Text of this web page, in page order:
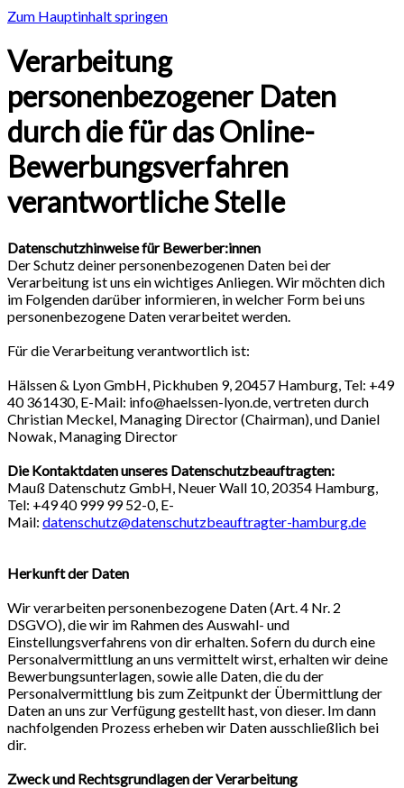
Zum Hauptinhalt springen
Verarbeitung
personenbezogener Daten
durch die für das Online-
Bewerbungsverfahren
verantwortliche Stelle
Datenschutzhinweise für Bewerber:innen
Der Schutz deiner personenbezogenen Daten bei der
Verarbeitung ist uns ein wichtiges Anliegen. Wir möchten dich
im Folgenden darüber informieren, in welcher Form bei uns
personenbezogene Daten verarbeitet werden.
Für die Verarbeitung verantwortlich ist:
Hälssen & Lyon GmbH, Pickhuben 9, 20457 Hamburg, Tel: +49
40 361430, E-Mail: info@haelssen-lyon.de, vertreten durch
Christian Meckel, Managing Director (Chairman), und Daniel
Nowak, Managing Director
Die Kontaktdaten unseres Datenschutzbeauftragten:
Mauß Datenschutz GmbH, Neuer Wall 10, 20354 Hamburg,
Tel: +49 40 999 99 52-0, E-
Mail: datenschutz@datenschutzbeauftragter-hamburg.de
Herkunft der Daten
Wir verarbeiten personenbezogene Daten (Art. 4 Nr. 2
DSGVO), die wir im Rahmen des Auswahl- und
Einstellungsverfahrens von dir erhalten. Sofern du durch eine
Personalvermittlung an uns vermittelt wirst, erhalten wir deine
Bewerbungsunterlagen, sowie alle Daten, die du der
Personalvermittlung bis zum Zeitpunkt der Übermittlung der
Daten an uns zur Verfügung gestellt hast, von dieser. Im dann
nachfolgenden Prozess erheben wir Daten ausschließlich bei
dir.
Zweck und Rechtsgrundlagen der Verarbeitung